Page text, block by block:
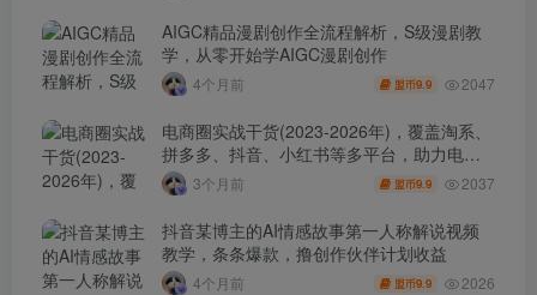
AIGC精品漫剧创作全流程解析，S级漫剧教
学，从零开始学AIGC漫剧创作
4个月前 盟币9.9 2047
电商圈实战干货(2023-2026年)，覆盖淘系、
拼多多、抖音、小红书等多平台，助力电商
人避开坑、提效率、稳盈利(更新4月)
3个月前 盟币9.9 2037
抖音某博主的AI情感故事第一人称解说视频
教学，条条爆款，撸创作伙伴计划收益
4个月前 盟币9.9 2026